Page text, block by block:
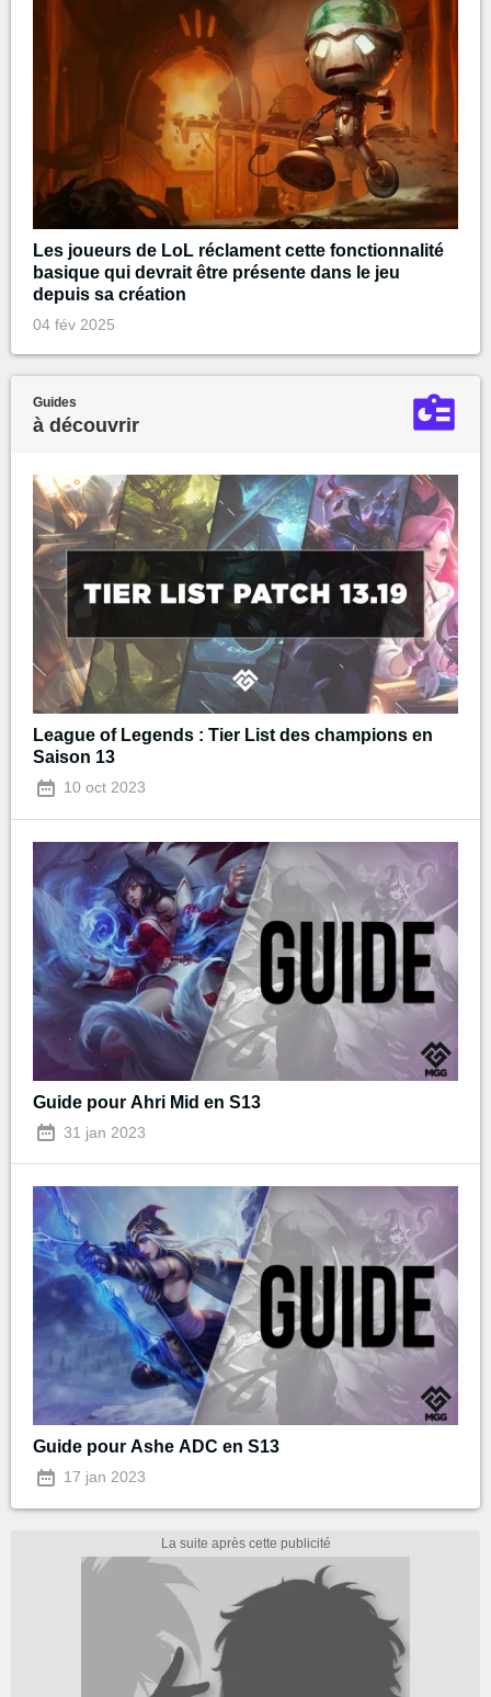
Les joueurs de LoL réclament cette fonctionnalité
basique qui devrait être présente dans le jeu
depuis sa création
04 fév 2025
Guides
à découvrir
League of Legends : Tier List des champions en
Saison 13
10 oct 2023
Guide pour Ahri Mid en S13
31 jan 2023
Guide pour Ashe ADC en S13
17 jan 2023